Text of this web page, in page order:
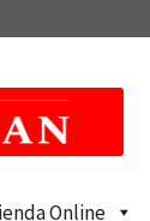
Online